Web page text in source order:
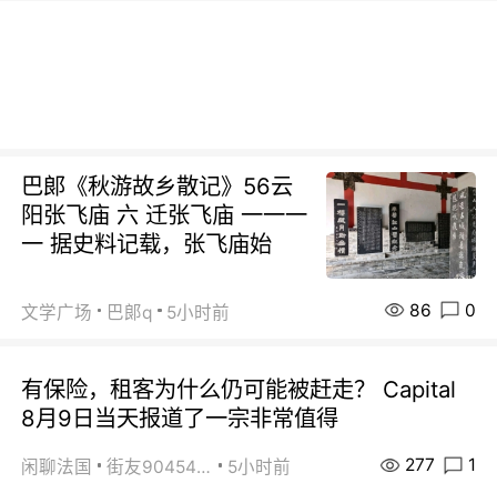
巴郞《秋游故乡散记》56云
阳张飞庙 六 迁张飞庙 一一一
一 据史料记载，张飞庙始
文学广场 巴郞q 5小时前 86 0
有保险，租客为什么仍可能被赶走？ Capital
8月9日当天报道了一宗非常值得
闲聊法国 街友90454511 5小时前 277 1